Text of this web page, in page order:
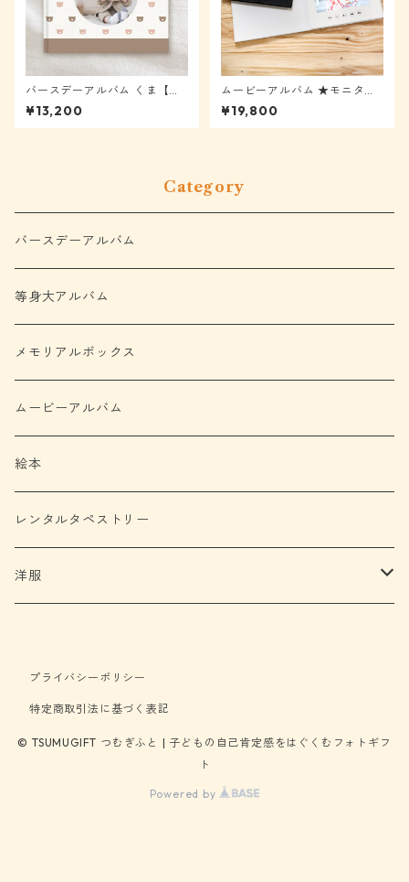
バースデーアルバム くま【メ
ール便送料無料】★モニター
様表示から40%OFF
¥13,200
ムービーアルバム ★モニター
様表示から40%OFF
¥19,800
Category
バースデーアルバム
等身大アルバム
メモリアルボックス
ムービーアルバム
絵本
レンタルタペストリー
洋服
プライバシーポリシー
特定商取引法に基づく表記
© TSUMUGIFT つむぎふと | 子どもの自己肯定感をはぐくむフォトギフ
ト
Powered by